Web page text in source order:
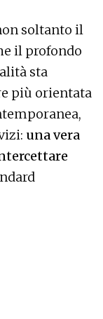
soltanto il
il profondo
sta
più orientata
una vera